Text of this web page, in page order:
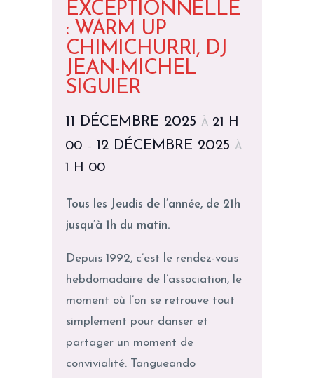
EXCEPTIONNELLE
: WARM UP
CHIMICHURRI, DJ
JEAN-MICHEL
SIGUIER
11 DÉCEMBRE 2025 À 21 H
00 – 12 DÉCEMBRE 2025 À
1 H 00
Tous les Jeudis de l’année, de 21h
jusqu’à 1h du matin.
Depuis 1992, c’est le rendez-vous
hebdomadaire de l’association, le
moment où l’on se retrouve tout
simplement pour danser et
partager un moment de
convivialité. Tangueando